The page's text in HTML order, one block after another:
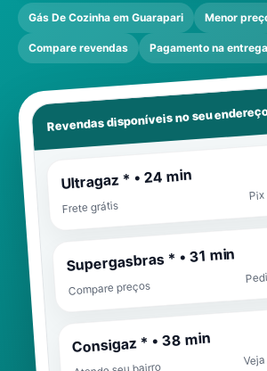
Gás De Cozinha em Guarapari Menor
Compare revendas Pagamento na entrega
Revendas disponíveis no seu
Ultragaz * • 24 min
Frete grátis
Supergasbras * • 31 min
Compare preços
Consigaz * • 38 min